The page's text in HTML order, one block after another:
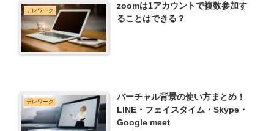
テレワーク
zoomは1アカウントで複数参加す
ることはできる？
テレワーク
バーチャル背景の使い方まとめ！
LINE・フェイスタイム・Skype・
Google meet